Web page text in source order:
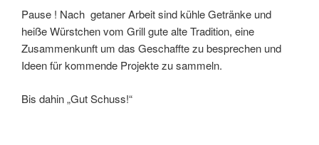
Pause ! Nach getaner Arbeit sind kühle Getränke und
heiße Würstchen vom Grill gute alte Tradition, eine
Zusammenkunft um das Geschaffte zu besprechen und
Ideen für kommende Projekte zu sammeln.
Bis dahin „Gut Schuss!“